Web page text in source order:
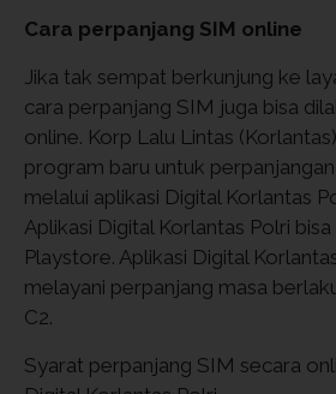
Cara perpanjang SIM online
Jika tak sempat berkunjung ke
cara perpanjang SIM juga bisa
online. Korp Lalu Lintas
program baru untuk
melalui aplikasi Digital Korlantas
Aplikasi Digital Korlantas Polri
Playstore. Aplikasi Digital
melayani perpanjang masa
C2.
Syarat perpanjang SIM secara